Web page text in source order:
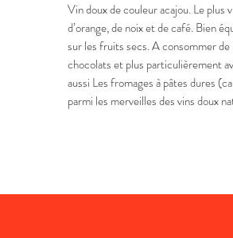
Vin doux de couleur acajou. Le plus
d’orange, de noix et de café. Bien
sur les fruits secs. A consommer
chocolats et plus particulièrement
aussi Les fromages à pâtes dures
parmi les merveilles des vins doux